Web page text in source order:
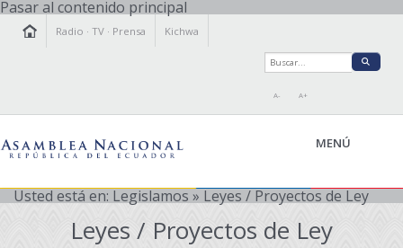
Pasar al contenido principal
Radio ·TV · Prensa Kichwa
A- A+
MENÚ
Usted está en: Legislamos » Leyes / Proyectos de Ley
Leyes / Proyectos de Ley